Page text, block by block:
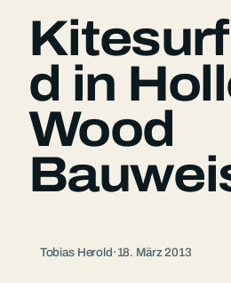
d in
Wood
Tobias Herold· 18. März 2013